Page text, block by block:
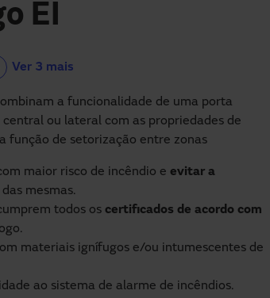
EI
Ver 3 mais
a funcionalidade de uma porta
ou lateral com as propriedades de
função de setorização entre zonas
maior risco de incêndio e evitar a
mesmas.
todos os certificados de acordo com
materiais ignífugos e/ou intumescentes de
ao sistema de alarme de incêndios.